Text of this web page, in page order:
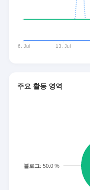
주요 활동 영역